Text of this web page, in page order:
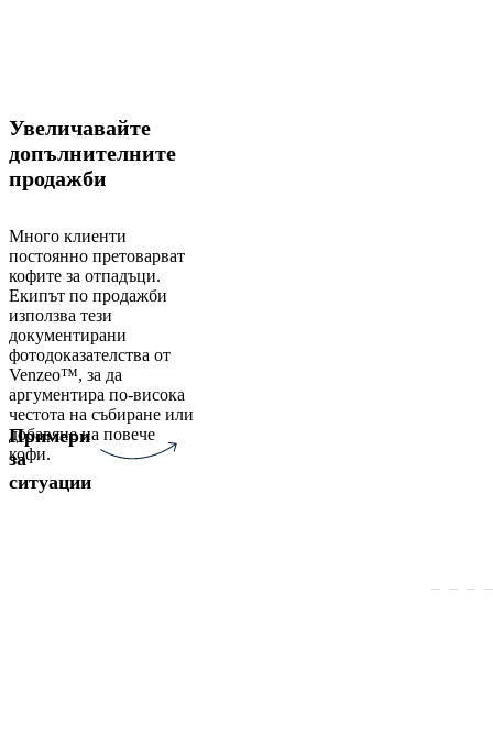
Увеличавайте
допълнителните
продажби
Много клиенти
постоянно претоварват
кофите за отпадъци.
Екипът по продажби
използва тези
документирани
фотодоказателства от
Venzeo™, за да
аргументира по-висока
честота на събиране или
добавяне на повече
кофи.
Примери
за
ситуации